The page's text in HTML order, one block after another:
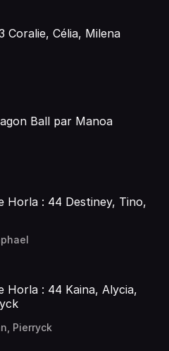
Coralie, Célia, Milena
Ball par Manoa
Horla : 44 Destiney, Tino,
Horla : 44 Kaina, Alycia,
Pierryck